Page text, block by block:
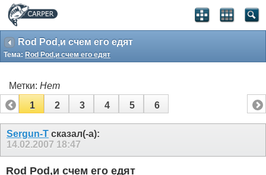
Rоd Pоd,и счем его едят
Тема: Rоd Pоd,и счем его едят
Метки: Нет
1
2 3 4 5 6
Sergun-T сказал(-а):
14.02.2007 18:47
Rоd Pоd,и счем его едят